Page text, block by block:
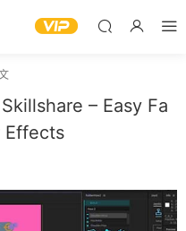
– Easy Fa
Effects